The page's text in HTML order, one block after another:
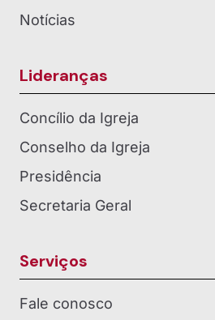
Notícias
Lideranças
Concílio da Igreja
Conselho da Igreja
Presidência
Secretaria Geral
Serviços
Fale conosco